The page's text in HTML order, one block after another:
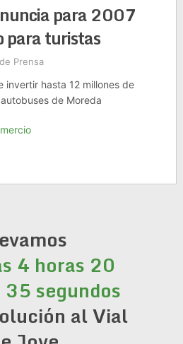
para 2007
para turistas
Prensa
invertir hasta 12 millones de
de Moreda
4 horas 20
segundos
al Vial